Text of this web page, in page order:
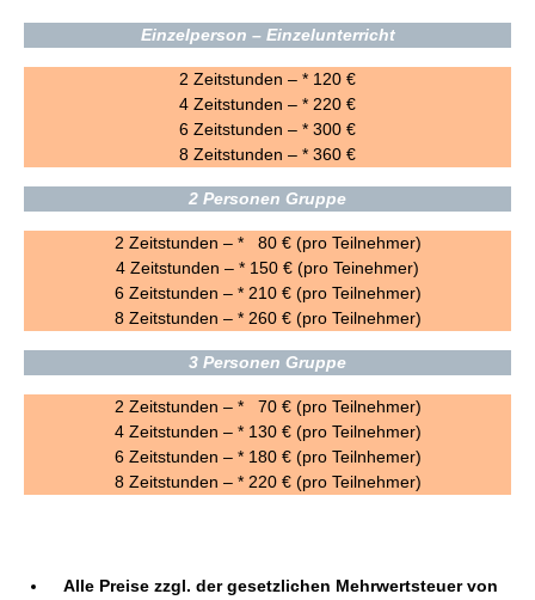
Einzelperson – Einzelunterricht
2 Zeitstunden – * 120 €
4 Zeitstunden – * 220 €
6 Zeitstunden – * 300 €
8 Zeitstunden – * 360 €
2 Personen Gruppe
2 Zeitstunden – * 80 € (pro Teilnehmer)
4 Zeitstunden – * 150 € (pro Teinehmer)
6 Zeitstunden – * 210 € (pro Teilnehmer)
8 Zeitstunden – * 260 € (pro Teilnehmer)
3 Personen Gruppe
2 Zeitstunden – * 70 € (pro Teilnehmer)
4 Zeitstunden – * 130 € (pro Teilnehmer)
6 Zeitstunden – * 180 € (pro Teilnhemer)
8 Zeitstunden – * 220 € (pro Teilnehmer)
Alle Preise zzgl. der gesetzlichen Mehrwertsteuer von